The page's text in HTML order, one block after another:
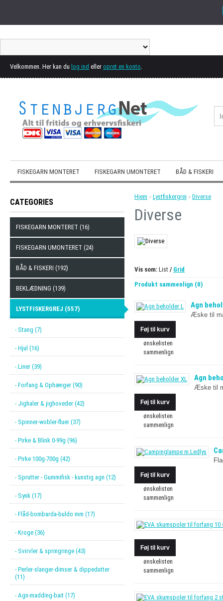
Velkommen. Her kan du log ind eller opret en konto.
FISKEGARN MONTERET FISKEGARN UMONTERET BÅD & FISKERI
CATEGORIES
FISKEGARN MONTERET (16)
FISKEGARN UMONTERET (24)
BÅD & FISKERI (192)
BEKLÆDNING (139)
LYSTFISKERGREJ (557)
- Stang (7)
- Hjul (16)
- Liner (39)
- Forfang & Ophænger (90)
- Jighaler & jighoveder (42)
- Spinner-wobler-fluer (37)
- Pirke & Blink 0-99g (96)
- Pirke 100g-700g (42)
- Sprutter - Gummifisk - kunstig agn (12)
- Synk (17)
- Flåd-bombarda-buldo mm (17)
- Kroge (36)
- Svirvler & springringe (43)
- Perler-slanger-dimser & dippedutter
(11)
- Agn-madding-bait (17)
Hjem » Lystfiskergrej » Diverse
Diverse
Vis som: List / Grid
Produkt sammenlign (0)
Agn
Æske til
ønskelisten
sammenlign
Agn
Æske til
ønskelisten
sammenlign
ønskelisten
sammenlign
ønskelisten
sammenlign